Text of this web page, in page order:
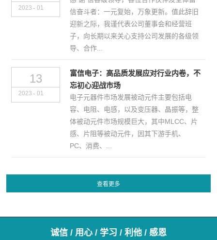
2023 - 01
信奋斗者：一元复始，万象更新。值此辞旧
迎新之际，我谨代表公司董事会和经营班
子，向长期以来关心支持公司发展的各级领
导、合作...
13
2023 - 01
富信电子：高品质发展应对行业内卷，不
忘初心迎战市场
电子元器件市场发展被动元件主要包括电
容、电阻、电感，以及变压器、晶振等，整
体被动元件市场规模巨大，其中MLCC、片
感、片阻等被动元件，因其下游手机、
PC、消费、...
诚信 / 用心 / 学习 / 利他 / 感恩